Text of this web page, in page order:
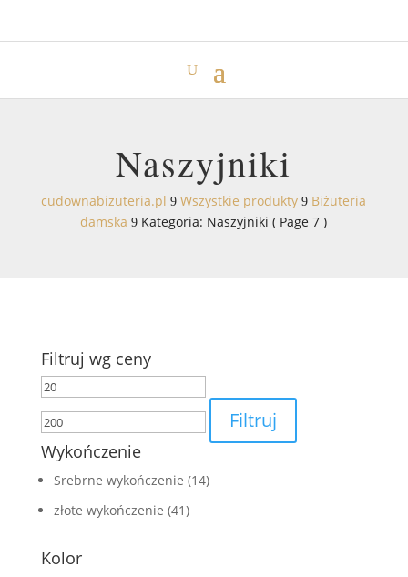
Naszyjniki
cudownabizuteria.pl 9 Wszystkie produkty 9 Biżuteria
damska 9 Kategoria: Naszyjniki ( Page 7 )
Filtruj wg ceny
Cena
max
Filtruj
Wykończenie
Srebrne wykończenie (14)
złote wykończenie (41)
Kolor